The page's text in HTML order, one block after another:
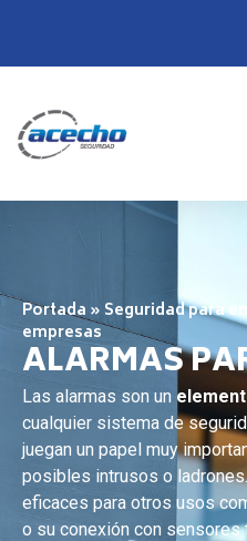
Portada» Seguridad para
empresas
ALARMAS
Las alarmas son un
cualquier sistema de
juegan un papel muy
posibles intrusos o
eficaces para otros usos
o su conexión con sensores